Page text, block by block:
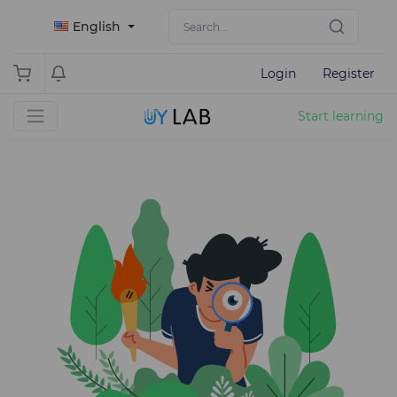
English
Login Register
Start learning